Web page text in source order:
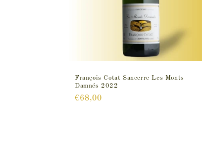
François Cotat Sancerre Les Monts
Damnés 2022
Prix
€68,00